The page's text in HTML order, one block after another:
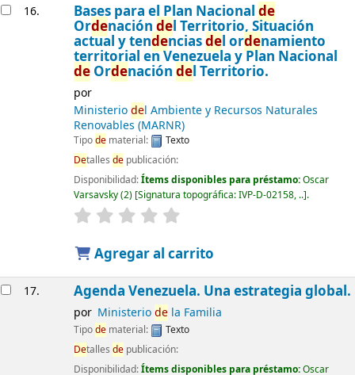
16. Bases para el Plan Nacional de
Ordenación del Territorio, Situación
actual y tendenciasdel ordenamiento
territorial en Venezuela y Plan Nacional
deOrdenación del Territorio.
por
Ministeriodel Ambiente y Recursos Naturales
Renovables (MARNR)
Tipodematerial:
Texto
Detalles depublicación:
Disponibilidad:Ítems disponibles para préstamo:Oscar
Varsavsky(2) Signatura topográfica:IVP-D-02158, .. .
Agregar al carrito
17. Agenda Venezuela. Una estrategia global.
por Ministeriodela Familia
Tipodematerial:
Texto
Detalles depublicación:
Disponibilidad:Ítems disponibles para préstamo:Oscar